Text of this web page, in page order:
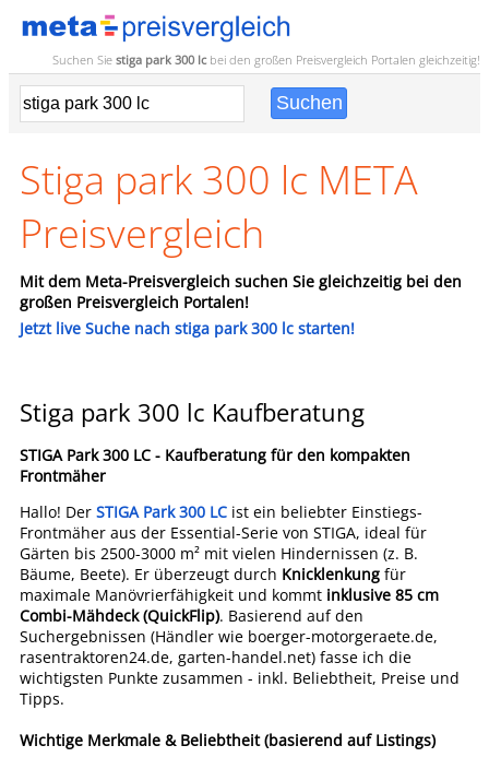
Suchen Sie stiga park 300 lcbei den großen Preisvergleich Portalen gleichzeitig!
Stiga park 300 lc META
Preisvergleich
Mit dem Meta-Preisvergleich suchen Sie gleichzeitig bei den
großen Preisvergleich Portalen!
Jetzt live Suche nach stiga park 300 lc starten!
Stiga park 300 lc Kaufberatung
STIGA Park 300 LC - Kaufberatung für den kompakten
Frontmäher
Hallo! Der STIGA Park 300 LC ist ein beliebter Einstiegs-
Frontmäher aus der Essential-Serie von STIGA, ideal für
Gärten bis 2500-3000 m² mit vielen Hindernissen (z. B.
Bäume, Beete). Er überzeugt durch Knicklenkung für
maximale Manövrierfähigkeit und kommt inklusive 85 cm
Combi-Mähdeck (QuickFlip). Basierend auf den
Suchergebnissen (Händler wie boerger-motorgeraete.de,
rasentraktoren24.de, garten-handel.net) fasse ich die
wichtigsten Punkte zusammen - inkl. Beliebtheit, Preise und
Tipps.
Wichtige Merkmale & Beliebtheit (basierend auf Listings)